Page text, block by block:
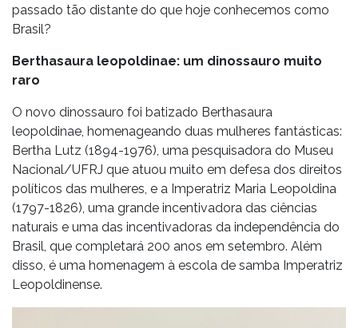
passado tão distante do que hoje conhecemos como
Brasil?
Berthasaura leopoldinae: um dinossauro muito
raro
O novo dinossauro foi batizado Berthasaura
leopoldinae, homenageando duas mulheres fantásticas:
Bertha Lutz (1894-1976), uma pesquisadora do Museu
Nacional/UFRJ que atuou muito em defesa dos direitos
políticos das mulheres, e a Imperatriz Maria Leopoldina
(1797-1826), uma grande incentivadora das ciências
naturais e uma das incentivadoras da independência do
Brasil, que completará 200 anos em setembro. Além
disso, é uma homenagem à escola de samba Imperatriz
Leopoldinense.